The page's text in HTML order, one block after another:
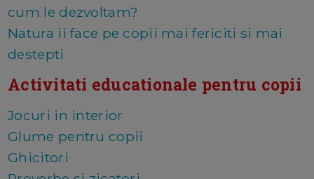
cum le dezvoltam?
Natura ii face pe copii mai fericiti si mai
destepti
Activitati educationale pentru copii
Jocuri in interior
Glume pentru copii
Ghicitori